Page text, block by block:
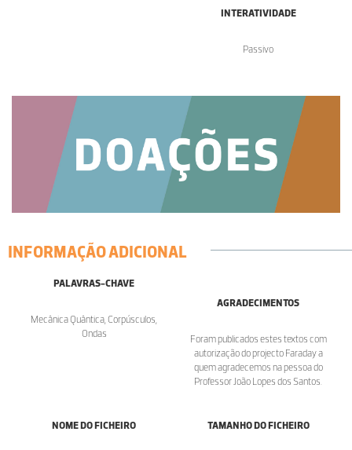
INTERATIVIDADE
Passivo
INFORMAÇÃO ADICIONAL
PALAVRAS-CHAVE
Mecânica Quântica, Corpúsculos,
Ondas
AGRADECIMENTOS
Foram publicados estes textos com
autorização do projecto Faraday a
quem agradecemos na pessoa do
Professor João Lopes dos Santos.
NOME DO FICHEIRO TAMANHO DO FICHEIRO